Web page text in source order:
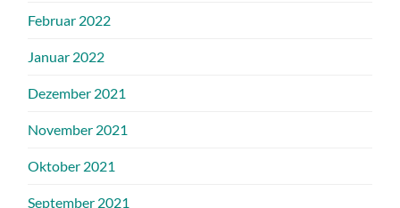
Februar 2022
Januar 2022
Dezember 2021
November 2021
Oktober 2021
September 2021